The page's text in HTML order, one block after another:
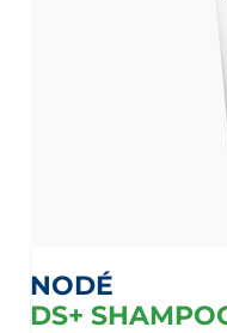
NODÉ
DS+